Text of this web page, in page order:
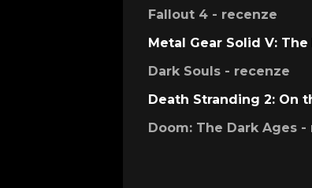
Fallout 4 - recenze
Metal Gear Solid V:
Dark Souls - recenze
Death Stranding 2: On
Doom: The Dark Ages -